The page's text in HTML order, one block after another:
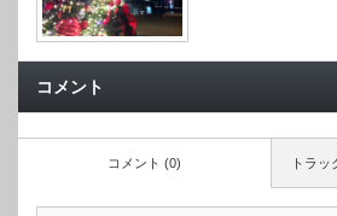
コメント
トラッ
コメント (0)